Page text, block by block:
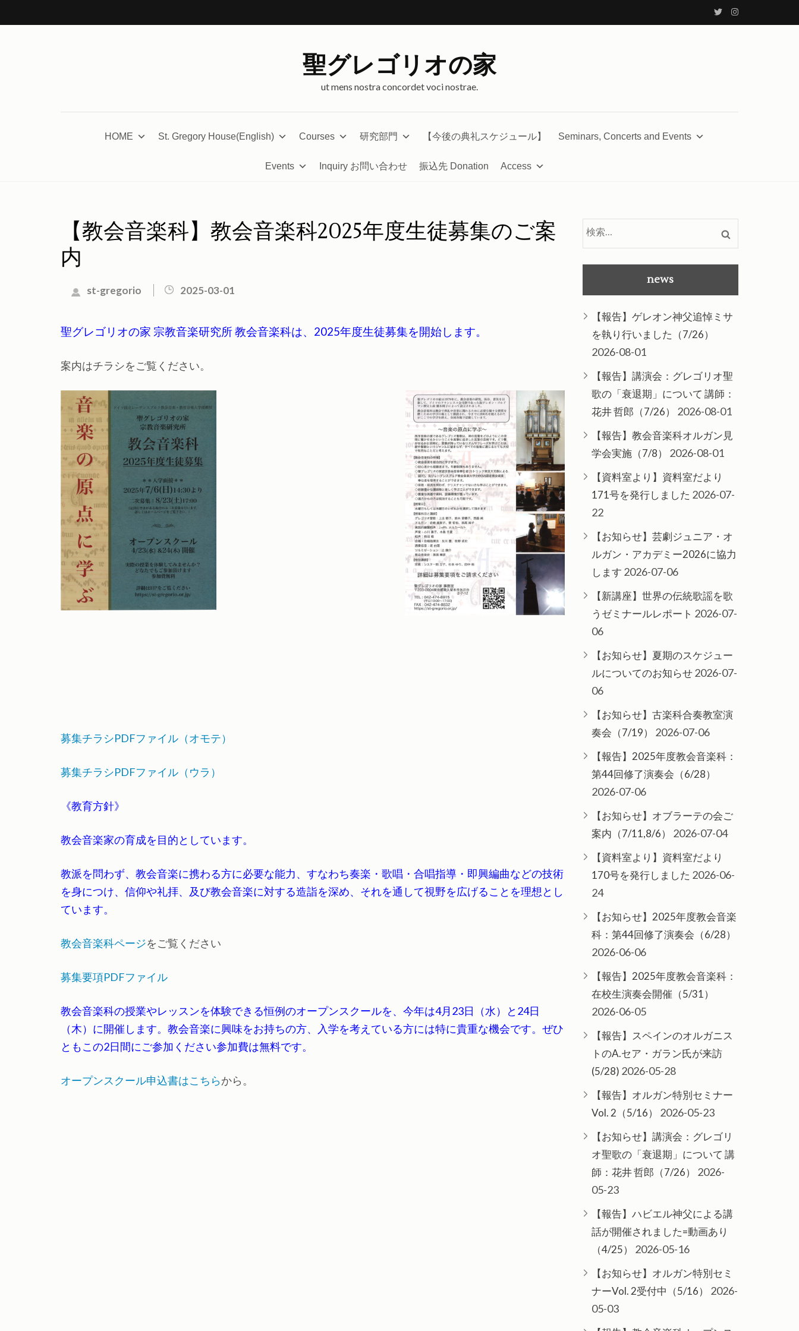
ン
聖グレゴリオの家
ut mens nostra concordet voci nostrae.
HOME St. Gregory House(English) Courses 研究部門 【今後の典礼スケジュール】 Seminars, Concerts and Events
Events Inquiry お問い合わせ 振込先 Donation Access
【教会音楽科】教会音楽科2025年度生徒募集のご案
内
st-gregorio 2025-03-01
聖グレゴリオの家 宗教音楽研究所 教会音楽科は、2025年度生徒募集を開始します。
案内はチラシをご覧ください。
募集チラシPDFファイル（オモテ）
募集チラシPDFファイル（ウラ）
《教育方針》
教会音楽家の育成を目的としています。
教派を問わず、教会音楽に携わる方に必要な能力、すなわち奏楽・歌唱・合唱指導・即興編曲などの技術
を身につけ、信仰や礼拝、及び教会音楽に対する造詣を深め、それを通して視野を広げることを理想とし
ています。
教会音楽科ページをご覧ください
募集要項PDFファイル
教会音楽科の授業やレッスンを体験できる恒例のオープンスクールを、今年は4月23日（水）と24日
（木）に開催します。教会音楽に興味をお持ちの方、入学を考えている方には特に貴重な機会です。ぜひ
ともこの2日間にご参加ください参加費は無料です。
オープンスクール申込書はこちらから。
検
索:
news
【報告】ゲレオン神父追悼ミサ
を執り行いました（7/26）
2026-08-01
【報告】講演会：グレゴリオ聖
歌の「衰退期」について 講師：
花井 哲郎（7/26）
2026-08-01
【報告】教会音楽科オルガン見
学会実施（7/8）
2026-08-01
【資料室より】資料室だより
171号を発行しました 2026-07-
22
【お知らせ】芸劇ジュニア・オ
ルガン・アカデミー2026に協力
します 2026-07-06
【新講座】世界の伝統歌謡を歌
うゼミナールレポート 2026-07-
06
【お知らせ】夏期のスケジュー
ルについてのお知らせ 2026-07-
06
【お知らせ】古楽科合奏教室演
奏会（7/19）
2026-07-06
【報告】2025年度教会音楽科：
第44回修了演奏会（6/28）
2026-07-06
【お知らせ】オブラーテの会ご
案内（7/11,8/6）
2026-07-04
【資料室より】資料室だより
170号を発行しました 2026-06-
24
【お知らせ】2025年度教会音楽
科：第44回修了演奏会（6/28）
2026-06-06
【報告】2025年度教会音楽科：
在校生演奏会開催（5/31）
2026-06-05
【報告】スペインのオルガニス
トのA.セア・ガラン氏が来訪
(5/28) 2026-05-28
【報告】オルガン特別セミナー
Vol. 2（5/16）
2026-05-23
【お知らせ】講演会：グレゴリ
オ聖歌の「衰退期」について 講
師：花井 哲郎（7/26）
2026-
05-23
【報告】ハビエル神父による講
話が開催されました=動画あり
（4/25）
2026-05-16
【お知らせ】オルガン特別セミ
ナーVol. 2受付中（5/16）
2026-
05-03